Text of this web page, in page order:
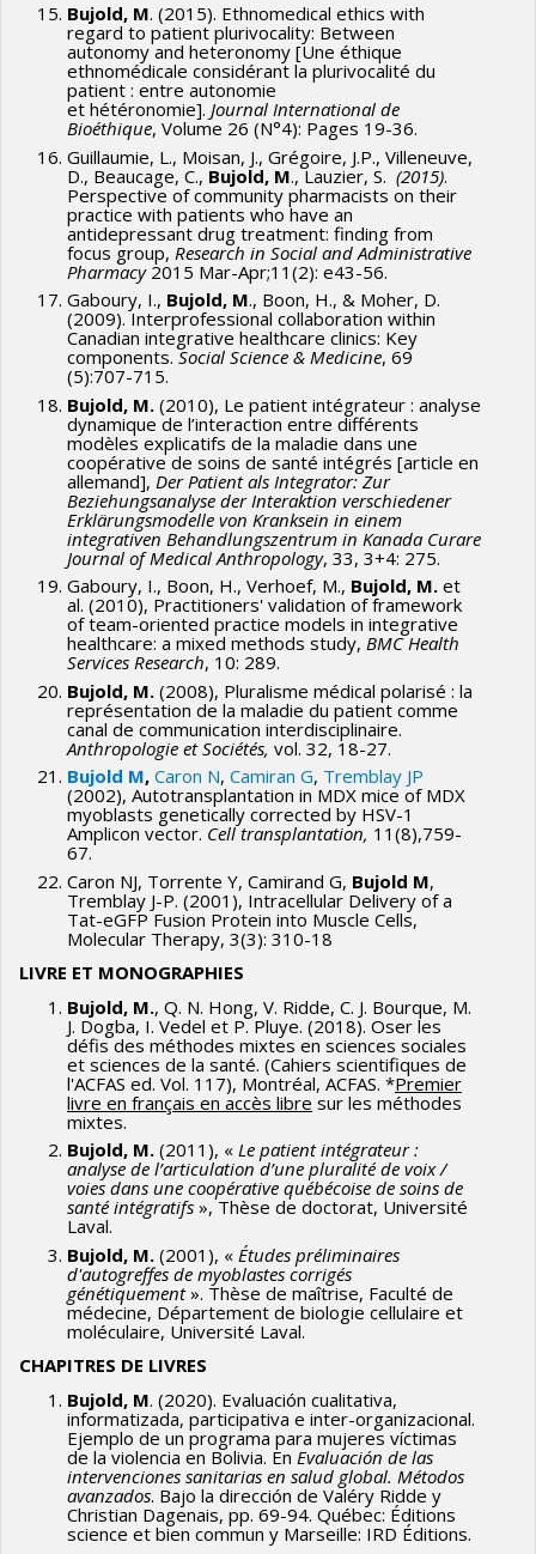
Bujold, M. (2015). Ethnomedical ethics with
regard to patient plurivocality: Between
autonomy and heteronomy [Une éthique
ethnomédicale considérant la plurivocalité du
patient : entre autonomie
et hétéronomie]. Journal International de
Bioéthique, Volume 26 (N°4): Pages 19-36.
Guillaumie, L., Moisan, J., Grégoire, J.P., Villeneuve,
D., Beaucage, C., Bujold, M., Lauzier, S. (2015).
Perspective of community pharmacists on their
practice with patients who have an
antidepressant drug treatment: finding from
focus group, Research in Social and Administrative
Pharmacy2015 Mar-Apr;11(2): e43-56.
Gaboury, I., Bujold, M., Boon, H., & Moher, D.
(2009). Interprofessional collaboration within
Canadian integrative healthcare clinics: Key
components.Social Science & Medicine, 69
(5):707-715.
Bujold, M. (2010), Le patient intégrateur : analyse
dynamique de l’interaction entre différents
modèles explicatifs de la maladie dans une
coopérative de soins de santé intégrés [article en
allemand], Der Patient als Integrator: Zur
Beziehungsanalyse der Interaktion verschiedener
Erklärungsmodelle von Kranksein in einem
integrativen Behandlungszentrum in Kanada Curare
Journal of Medical Anthropology, 33, 3+4: 275.
Gaboury, I., Boon, H., Verhoef, M., Bujold, M. et
al. (2010), Practitioners' validation of framework
of team-oriented practice models in integrative
healthcare: a mixed methods study, BMC Health
Services Research, 10: 289.
Bujold, M. (2008), Pluralisme médical polarisé : la
représentation de la maladie du patient comme
canal de communication interdisciplinaire.
Anthropologie et Sociétés, vol. 32, 18-27.
Bujold M, Caron N, Camiran G, Tremblay JP
(2002), Autotransplantation in MDX mice of MDX
myoblasts genetically corrected by HSV-1
Amplicon vector. Cell transplantation, 11(8),759-
67.
Caron NJ, Torrente Y, Camirand G, Bujold M,
Tremblay J-P. (2001), Intracellular Delivery of a
Tat-eGFP Fusion Protein into Muscle Cells,
Molecular Therapy, 3(3): 310-18
LIVRE ET MONOGRAPHIES
Bujold, M., Q. N. Hong, V. Ridde, C. J. Bourque, M.
J. Dogba, I. Vedel et P. Pluye. (2018). Oser les
défis des méthodes mixtes en sciences sociales
et sciences de la santé. (Cahiers scientifiques de
l'ACFAS ed. Vol. 117), Montréal, ACFAS. *Premier
livre en français en accès libre sur les méthodes
mixtes.
Bujold, M. (2011), « Le patient intégrateur :
analyse de l’articulation d’une pluralité de voix /
voies dans une coopérative québécoise de soins de
santé intégratifs », Thèse de doctorat, Université
Laval.
Bujold, M. (2001), « Études préliminaires
d'autogreffes de myoblastes corrigés
génétiquement». Thèse de maîtrise, Faculté de
médecine, Département de biologie cellulaire et
moléculaire, Université Laval.
CHAPITRES DE LIVRES
Bujold, M. (2020). Evaluación cualitativa,
informatizada, participativa e inter-organizacional.
Ejemplo de un programa para mujeres víctimas
de la violencia en Bolivia. En Evaluación de las
intervenciones sanitarias en salud global. Métodos
avanzados. Bajo la dirección de Valéry Ridde y
Christian Dagenais, pp. 69-94. Québec: Éditions
science et bien commun y Marseille: IRD Éditions.